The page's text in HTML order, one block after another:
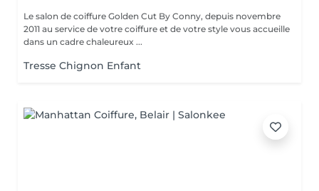
Le salon de coiffure Golden Cut By Conny, depuis novembre
2011 au service de votre coiffure et de votre style vous accueille
dans un cadre chaleureux ...
Tresse Chignon Enfant